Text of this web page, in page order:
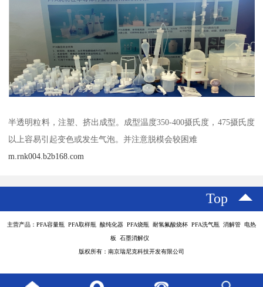
半透明粒料，注塑、挤出成型。成型温度350-400摄氏度，475摄氏度
以上容易引起变色或发生气泡。并注意脱模会较困难
m.rnk004.b2b168.com
Top
主营产品：PFA容量瓶 PFA取样瓶 酸纯化器 PFA烧瓶 耐氢氟酸烧杯 PFA洗气瓶 消解管 电热
板 石墨消解仪
版权所有：南京瑞尼克科技开发有限公司